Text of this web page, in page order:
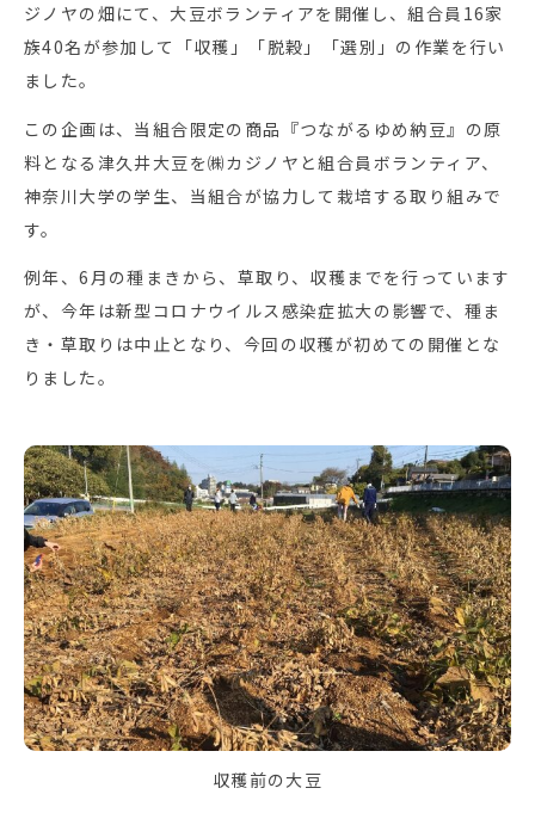
ジノヤの畑にて、大豆ボランティアを開催し、組合員16家
族40名が参加して「収穫」「脱穀」「選別」の作業を行い
ました。
この企画は、当組合限定の商品『つながるゆめ納豆』の原
料となる津久井大豆を㈱カジノヤと組合員ボランティア、
神奈川大学の学生、当組合が協力して栽培する取り組みで
す。
例年、6月の種まきから、草取り、収穫までを行っています
が、今年は新型コロナウイルス感染症拡大の影響で、種ま
き・草取りは中止となり、今回の収穫が初めての開催とな
りました。
収穫前の大豆